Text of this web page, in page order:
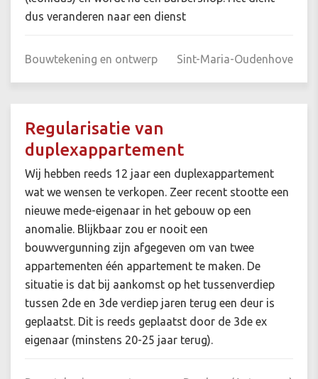
dus veranderen naar een dienst
Bouwtekening en ontwerp Sint-Maria-Oudenhove
Regularisatie van
duplexappartement
Wij hebben reeds 12 jaar een duplexappartement
wat we wensen te verkopen. Zeer recent stootte een
nieuwe mede-eigenaar in het gebouw op een
anomalie. Blijkbaar zou er nooit een
bouwvergunning zijn afgegeven om van twee
appartementen één appartement te maken. De
situatie is dat bij aankomst op het tussenverdiep
tussen 2de en 3de verdiep jaren terug een deur is
geplaatst. Dit is reeds geplaatst door de 3de ex
eigenaar (minstens 20-25 jaar terug).